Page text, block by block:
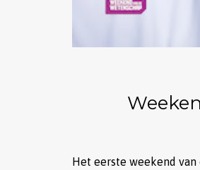
Het eerste weekend